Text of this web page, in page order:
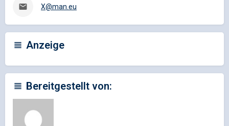
X@man.eu
Anzeige
Bereitgestellt von: